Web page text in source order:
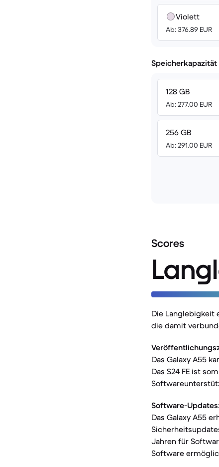
Violett
Ab: 376.89 EUR
Speicherkapazität
128 GB
Ab: 277.00 EUR
256 GB
Ab: 291.00 EUR
Scores
Die Langlebigkeit
die damit
Das Galaxy A55
Das S24 FE ist
Software-Updates:
Das Galaxy A55
Jahren für
Software